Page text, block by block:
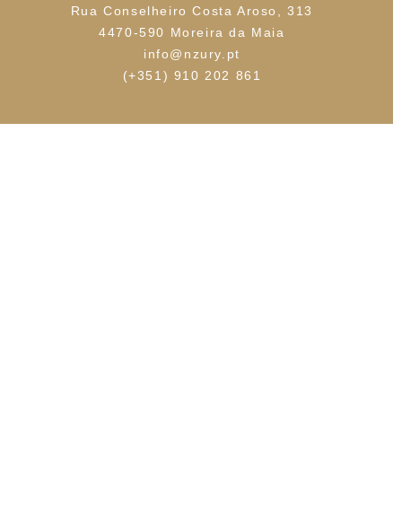
Rua Conselheiro Costa Aroso, 313
4470-590 Moreira da Maia
info@nzury.pt
(+351) 910 202 861